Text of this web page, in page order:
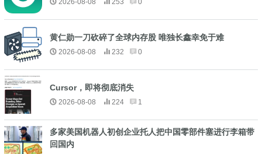
2026-08-08 253 0
黄仁勋一刀砍碎了全球内存股 唯独长鑫幸免于难
2026-08-08 232 0
Cursor，即将彻底消失
2026-08-08 224 1
多家美国机器人初创企业托人把中国零部件塞进行李箱带
回国内